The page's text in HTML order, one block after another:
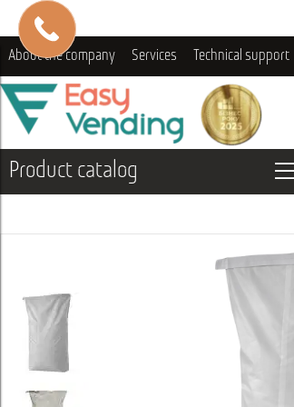
About the company Services Technical support
Product catalog